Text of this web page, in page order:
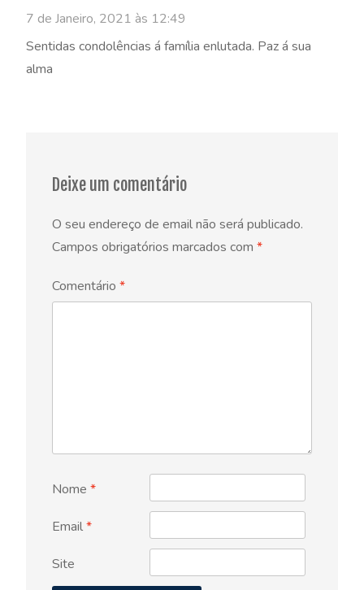
7 de Janeiro, 2021 às 12:49
Sentidas condolências á família enlutada. Paz á sua
alma
Deixe um comentário
O seu endereço de email não será publicado.
Campos obrigatórios marcados com *
Comentário *
Nome *
Email*
Site